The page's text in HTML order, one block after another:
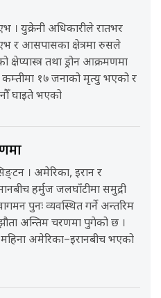
। युक्रेनी अधिकारीले रातभर
र आसपासका क्षेत्रमा रुसले
क्षेप्यास्त्र तथा ड्रोन आक्रमणमा
कम्तीमा १७ जनाको मृत्यु भएको र
घाइते भएको
। अमेरिका, इरान र
हर्मुज जलघाँटीमा समुद्री
पुनः व्यवस्थित गर्ने अन्तरिम
अन्तिम चरणमा पुगेको छ ।
अमेरिका–इरानबीच भएको